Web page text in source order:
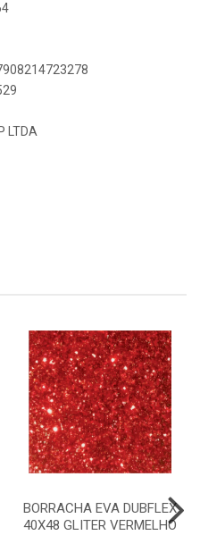
LTDA
BORRACHA EVA DUBFLEX
40X48 GLITER VERMELHO